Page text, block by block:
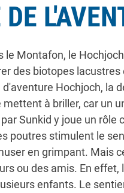
le Montafon, le
des biotopes
Hochjoch, la
à briller, car un
Sunkid y joue un
poutres stimulent le
en grimpant. Mais
ou des amis. En
enfants. Le